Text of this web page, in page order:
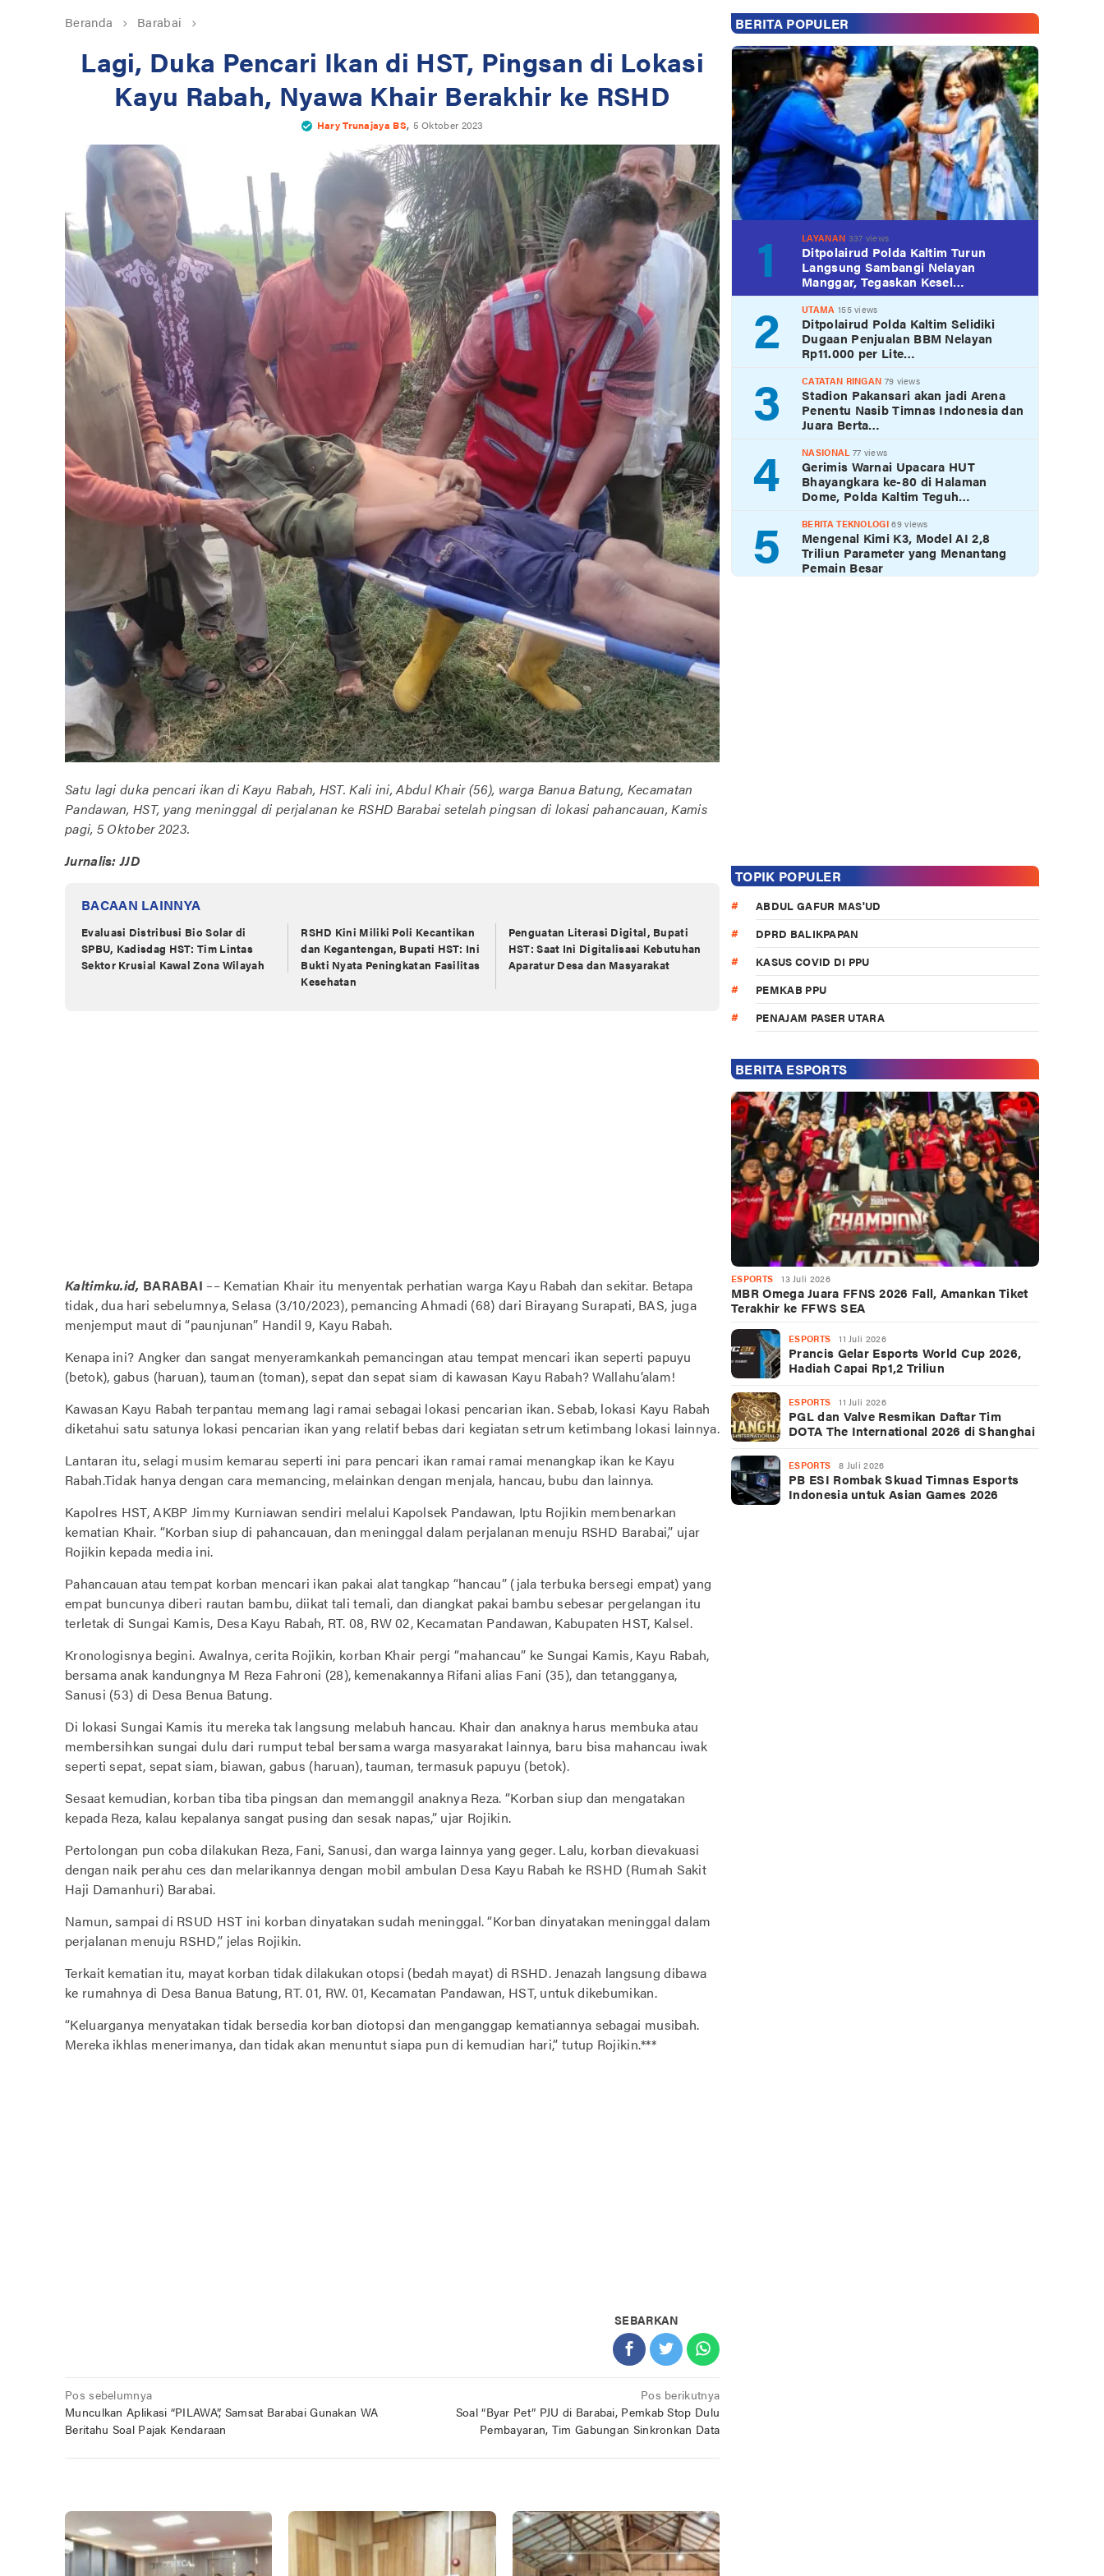
Beranda Barabai
Lagi, Duka Pencari Ikan di HST, Pingsan di Lokasi
Kayu Rabah, Nyawa Khair Berakhir ke RSHD
Hary Trunajaya BS, 5 Oktober 2023
Satu lagi duka pencari ikan di Kayu Rabah, HST. Kali ini, Abdul Khair (56), warga Banua Batung, Kecamatan
Pandawan, HST, yang meninggal di perjalanan ke RSHD Barabai setelah pingsan di lokasi pahancauan, Kamis
pagi, 5 Oktober 2023.
Jurnalis: JJD
BACAAN LAINNYA
Evaluasi Distribusi Bio Solar di
‎SPBU, Kadisdag HST: Tim Lintas
‎Sektor Krusial Kawal Zona Wilayah ‎
RSHD Kini Miliki Poli Kecantikan
dan Kegantengan, Bupati HST: Ini
Bukti Nyata Peningkatan Fasilitas
Kesehatan
Penguatan Literasi Digital, Bupati
HST: Saat Ini Digitalisasi Kebutuhan
Aparatur Desa dan Masyarakat
Kaltimku.id, BARABAI –– Kematian Khair itu menyentak perhatian warga Kayu Rabah dan sekitar. Betapa
tidak, dua hari sebelumnya, Selasa (3/10/2023), pemancing Ahmadi (68) dari Birayang Surapati, BAS, juga
menjemput maut di “paunjunan” Handil 9, Kayu Rabah.
Kenapa ini? Angker dan sangat menyeramkankah pemancingan atau tempat mencari ikan seperti papuyu
(betok), gabus (haruan), tauman (toman), sepat dan sepat siam di kawasan Kayu Rabah? Wallahu’alam!
Kawasan Kayu Rabah terpantau memang lagi ramai sebagai lokasi pencarian ikan. Sebab, lokasi Kayu Rabah
diketahui satu satunya lokasi pencarian ikan yang relatif bebas dari kegiatan setrum ketimbang lokasi lainnya.
Lantaran itu, selagi musim kemarau seperti ini para pencari ikan ramai ramai menangkap ikan ke Kayu
Rabah.Tidak hanya dengan cara memancing, melainkan dengan menjala, hancau, bubu dan lainnya.
Kapolres HST, AKBP Jimmy Kurniawan sendiri melalui Kapolsek Pandawan, Iptu Rojikin membenarkan
kematian Khair. “Korban siup di pahancauan, dan meninggal dalam perjalanan menuju RSHD Barabai,” ujar
Rojikin kepada media ini.
Pahancauan atau tempat korban mencari ikan pakai alat tangkap “hancau” (jala terbuka bersegi empat) yang
empat buncunya diberi rautan bambu, diikat tali temali, dan diangkat pakai bambu sebesar pergelangan itu
terletak di Sungai Kamis, Desa Kayu Rabah, RT. 08, RW 02, Kecamatan Pandawan, Kabupaten HST, Kalsel.
Kronologisnya begini. Awalnya, cerita Rojikin, korban Khair pergi “mahancau” ke Sungai Kamis, Kayu Rabah,
bersama anak kandungnya M Reza Fahroni (28), kemenakannya Rifani alias Fani (35), dan tetangganya,
Sanusi (53) di Desa Benua Batung.
Di lokasi Sungai Kamis itu mereka tak langsung melabuh hancau. Khair dan anaknya harus membuka atau
membersihkan sungai dulu dari rumput tebal bersama warga masyarakat lainnya, baru bisa mahancau iwak
seperti sepat, sepat siam, biawan, gabus (haruan), tauman, termasuk papuyu (betok).
Sesaat kemudian, korban tiba tiba pingsan dan memanggil anaknya Reza. “Korban siup dan mengatakan
kepada Reza, kalau kepalanya sangat pusing dan sesak napas,” ujar Rojikin.
Pertolongan pun coba dilakukan Reza, Fani, Sanusi, dan warga lainnya yang geger. Lalu, korban dievakuasi
dengan naik perahu ces dan melarikannya dengan mobil ambulan Desa Kayu Rabah ke RSHD (Rumah Sakit
Haji Damanhuri) Barabai.
Namun, sampai di RSUD HST ini korban dinyatakan sudah meninggal. “Korban dinyatakan meninggal dalam
perjalanan menuju RSHD,” jelas Rojikin.
Terkait kematian itu, mayat korban tidak dilakukan otopsi (bedah mayat) di RSHD. Jenazah langsung dibawa
ke rumahnya di Desa Banua Batung, RT. 01, RW. 01, Kecamatan Pandawan, HST, untuk dikebumikan.
“Keluarganya menyatakan tidak bersedia korban diotopsi dan menganggap kematiannya sebagai musibah.
Mereka ikhlas menerimanya, dan tidak akan menuntut siapa pun di kemudian hari,” tutup Rojikin.***
SEBARKAN
Navigasi
pos
Pos sebelumnya
Munculkan Aplikasi “PILAWA”, Samsat Barabai Gunakan WA
Beritahu Soal Pajak Kendaraan
Pos berikutnya
Soal “Byar Pet” PJU di Barabai, Pemkab Stop Dulu
Pembayaran, Tim Gabungan Sinkronkan Data
BERITA POPULER
1 LAYANAN 337 views
Ditpolairud Polda Kaltim Turun
Langsung Sambangi Nelayan
Manggar, Tegaskan Kesel…
2 UTAMA 155 views
Ditpolairud Polda Kaltim Selidiki
Dugaan Penjualan BBM Nelayan
Rp11.000 per Lite…
3 CATATAN RINGAN 79 views
Stadion Pakansari akan jadi Arena
Penentu Nasib Timnas Indonesia dan
Juara Berta…
4 NASIONAL77 views
Gerimis Warnai Upacara HUT
Bhayangkara ke-80 di Halaman
Dome, Polda Kaltim Teguh…
5 BERITA TEKNOLOGI 69 views
Mengenal Kimi K3, Model AI 2,8
Triliun Parameter yang Menantang
Pemain Besar
TOPIK POPULER
ABDUL GAFUR MAS'UD
DPRD BALIKPAPAN
KASUS COVID DI PPU
PEMKAB PPU
PENAJAM PASER UTARA
BERITA ESPORTS
ESPORTS 13 Juli 2026
MBR Omega Juara FFNS 2026 Fall, Amankan Tiket
Terakhir ke FFWS SEA
ESPORTS 11 Juli 2026
Prancis Gelar Esports World Cup 2026,
Hadiah Capai Rp1,2 Triliun
ESPORTS 11 Juli 2026
PGL dan Valve Resmikan Daftar Tim
DOTA The International 2026 di Shanghai
ESPORTS 8 Juli 2026
PB ESI Rombak Skuad Timnas Esports
Indonesia untuk Asian Games 2026